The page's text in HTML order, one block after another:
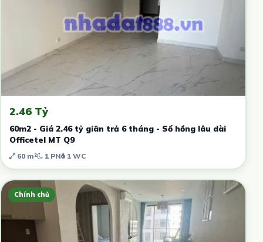
2.46 Tỷ
60m2 - Giá 2.46 tỷ giãn trả 6 tháng - Sổ hồng lâu dài
Officetel MT Q9
60 m² 1 PN 1 WC
Chính chủ